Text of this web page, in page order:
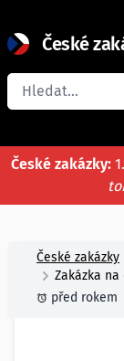
České
České zakázky:
České zakázky
Zakázka
před rokem